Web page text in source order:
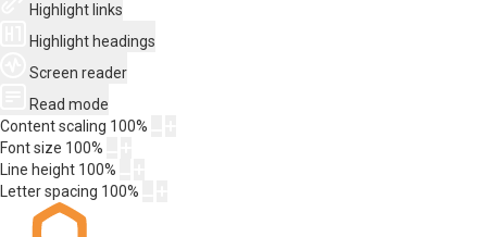
Highlight links
Highlight headings
Screen reader
Read mode
Content scaling 100%
Font size 100%
Line height 100%
Letter spacing 100%